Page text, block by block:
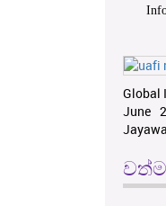
Global
June